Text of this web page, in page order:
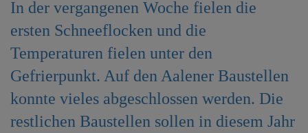
n
In der vergangenen Woche fielen die
ersten Schneeflocken und die
Temperaturen fielen unter den
Gefrierpunkt. Auf den Aalener Baustellen
konnte vieles abgeschlossen werden. Die
restlichen Baustellen sollen in diesem Jahr